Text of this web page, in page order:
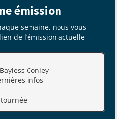
émission
semaine, nous vous
de l’émission actuelle
infos
Conley